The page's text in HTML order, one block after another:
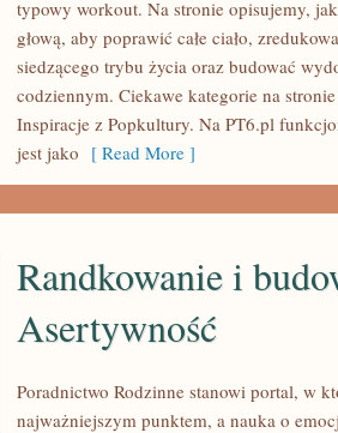
FITNESS
typowy workout. Na stronie opisujemy,
głową, aby poprawić całe ciało,
siedzącego trybu życia oraz budować
codziennym. Ciekawe kategorie na
Inspiracje z Popkultury. Na PT6.pl
jest jako [ Read More ]
Randkowanie i
Asertywność
Poradnictwo Rodzinne stanowi portal, w
najważniejszym punktem, a nauka o